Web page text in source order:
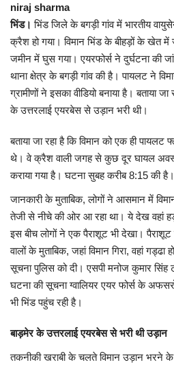
लाइफस्टाइल
कैरियर
पर्यटन
धर्म
मनोरंजन
बिजनेस
राशिफल
संपर्क
niraj sharma
भिंड। भिंड जिले के बगड़ी गांव में भारतीय
क्रैश हो गया। विमान भिंड के बीहड़ों के खेत में
जमीन में घुस गया। एयरफोर्स ने दुर्घटना की
थाना क्षेत्र के बगड़ी गांव की है। पायलट ने
ग्रामीणों ने इसका वीडियो बनाया है। बताया
के उत्तरलाई एयरबेस से उड़ान भरी थी।
बताया जा रहा है कि विमान को एक ही
थे। वे क्रैश वाली जगह से कुछ दूर घायल
कराया गया है। घटना सुबह करीब 8:15 की है।
जानकारी के मुताबिक, लोगों ने आसमान में
तेजी से नीचे की ओर आ रहा था। ये देख वहां
इस बीच लोगों ने एक पैराशूट भी देखा।
वालों के मुताबिक, जहां विमान गिरा, वहां गड्ढा
सूचना पुलिस को दी। एसपी मनोज कुमार
घटना की सूचना ग्वालियर एयर फोर्स के
भी भिंड पहुंच रही है।
बाड़मेर के उत्तरलाई एयरबेस से भरी थी उड़ान
तकनीकी खराबी के चलते विमान उड़ान भरने